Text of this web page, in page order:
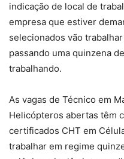
indicação de local de
empresa que estiver
selecionados vão
passando uma quinzena
trabalhando.
As vagas de Técnico em
Helicópteros abertas têm
certificados CHT em
trabalhar em regime